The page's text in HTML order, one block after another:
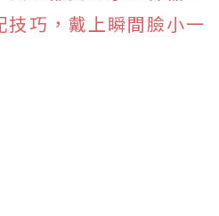
技巧，戴上瞬間臉小一